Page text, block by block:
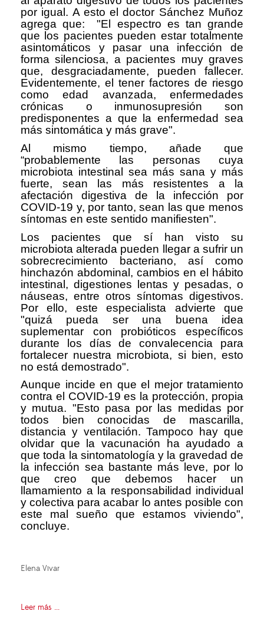
por igual. A esto el doctor Sánchez Muñoz
agrega que: "El espectro es tan grande
que los pacientes pueden estar totalmente
asintomáticos y pasar una infección de
forma silenciosa, a pacientes muy graves
que, desgraciadamente, pueden fallecer.
Evidentemente, el tener factores de riesgo
como edad avanzada, enfermedades
crónicas o inmunosupresión son
predisponentes a que la enfermedad sea
más sintomática y más grave".
Al mismo tiempo, añade que
“probablemente las personas cuya
microbiota intestinal sea más sana y más
fuerte, sean las más resistentes a la
afectación digestiva de la infección por
COVID-19 y, por tanto, sean las que menos
síntomas en este sentido manifiesten".
Los pacientes que sí han visto su
microbiota alterada pueden llegar a sufrir un
sobrecrecimiento bacteriano, así como
hinchazón abdominal, cambios en el hábito
intestinal, digestiones lentas y pesadas, o
náuseas, entre otros síntomas digestivos.
Por ello, este especialista advierte que
"quizá pueda ser una buena idea
suplementar con probióticos específicos
durante los días de convalecencia para
fortalecer nuestra microbiota, si bien, esto
no está demostrado".
Aunque incide en que el mejor tratamiento
contra el COVID-19 es la protección, propia
y mutua. "Esto pasa por las medidas por
todos bien conocidas de mascarilla,
distancia y ventilación. Tampoco hay que
olvidar que la vacunación ha ayudado a
que toda la sintomatología y la gravedad de
la infección sea bastante más leve, por lo
que creo que debemos hacer un
llamamiento a la responsabilidad individual
y colectiva para acabar lo antes posible con
este mal sueño que estamos viviendo",
concluye.
Elena Vivar
Leer más ...